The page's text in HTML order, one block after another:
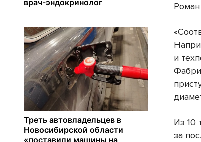
и
Из 10
за